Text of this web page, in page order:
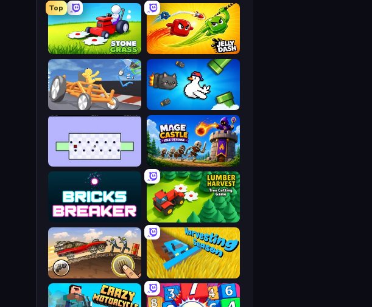
Jelly Dash
Top
Stone Grass: Mowing Simulator
Honk
Draw Crash Race
Mage Castle Idle Defense
World's Hardest Game
Lumber Harvest: Tree Cutting Game
Bricks Breaker
Harvesting Season
Earn to Die: Zombie Ride